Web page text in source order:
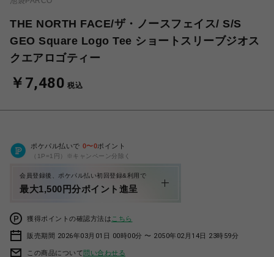
THE NORTH FACE/ザ・ノースフェイス/ S/S
GEO Square Logo Tee ショートスリーブジオス
クエアロゴティー
￥7,480 税込
ポケパル払いで 0〜0ポイント
（1P=1円）※キャンペーン分除く
会員登録後、ポケパル払い初回登録&利用で
最大1,500円分ポイント進呈
獲得ポイントの確認方法は こちら
販売期間 2026年03月01日 00時00分 〜 2050年02月14日 23時59分
この商品について問い合わせる